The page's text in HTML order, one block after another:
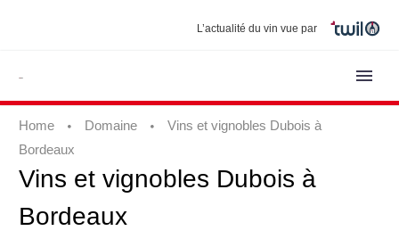
L’actualité du vin vue par
Home Domaine
Vins et vignobles Dubois à
Bordeaux
Vins et vignobles Dubois à
Bordeaux